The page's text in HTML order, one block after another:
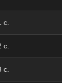
с.
с.
с.